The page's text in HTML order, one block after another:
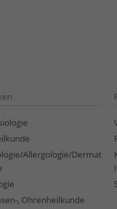
Allergologie/Dermato-
, Ohrenheilkunde